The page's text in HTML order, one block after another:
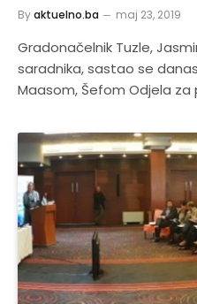
Byaktuelno.ba maj 23, 2019
Gradonačelnik Tuzle,
saradnika, sastao se
Maasom, Šefom Odjela za